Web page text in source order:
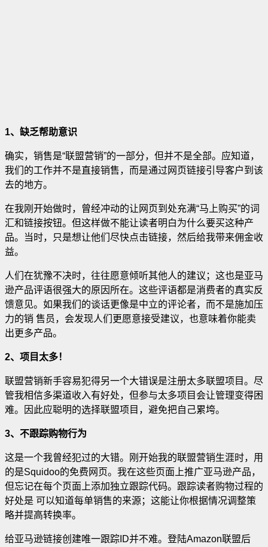
1、缺乏帮助意识
确实，销售是“联盟营销”的一部分，但并不是全部。应知道，
我们的工作并不是直接销售，而是通过网页链接引导客户到该
去的地方。
在我刚开始做时，曾经冲动的让网页到处充满“马上购买”的词
汇和链接按钮。但这样做不能让读者明白为什么要买这种产
品。当时，只是想让他们尽快点击链接，然后给我带来佣金收
益。
人们在犹豫不决时，往往愿意倾听其他人的建议；这也是亚马
逊产品评语很强大的原因所在。这些评语都是消费者的真实反
馈意见。如果我们的谈话更像是中立的评论者，而不是施加压
力的销 售员，会发现人们更愿意接受建议，也意味着你能卖
出更多产品。
2、项目太多！
联盟营销新手容易犯得另一个大错误是注册太多联盟项目。尽
管我相信多渠道收入有好处，但参与太多项目会让管理变得困
难。因此应聪明的选择联盟项目，避免把自己累垮。
3、不跟踪购物行为
这是一个我曾经犯过的大错。刚开始我的联盟营销生涯时，用
的是Squidoo的免费网页。我在这些页面上推广亚马逊产品，
但忘记在每个页面上添加独立跟踪代码。跟踪读者购物过程的
好处是 可以知道每单销售的来源；这能让你根据情况调整策
略并提高转换率。
给亚马逊链接创建唯一跟踪ID并不难。登陆Amazon联盟后